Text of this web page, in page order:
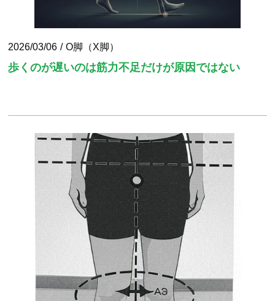
2026/03/06 O脚（X脚）
歩くのが遅いのは筋力不足だけが原因ではない